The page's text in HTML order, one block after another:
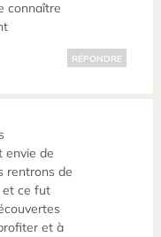
connaître
RÉPONDRE
envie de
rentrons de
et ce fut
et à